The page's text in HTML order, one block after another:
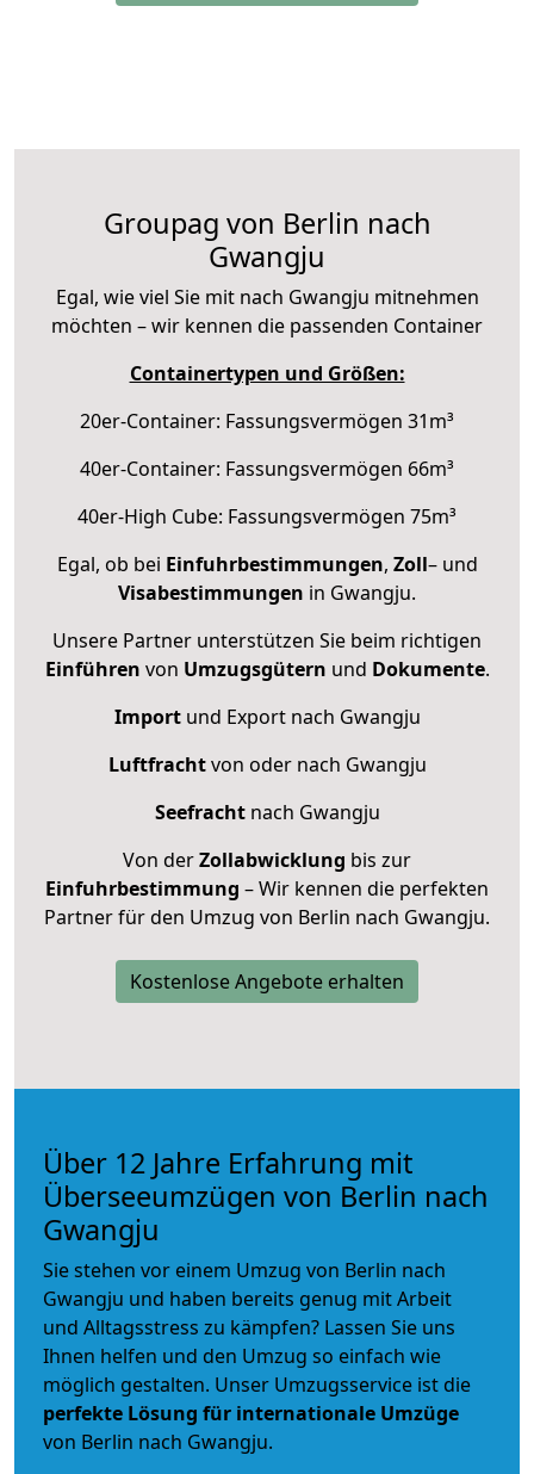
Groupag von Berlin nach
Gwangju
Egal, wie viel Sie mit nach Gwangju mitnehmen
möchten – wir kennen die passenden Container
Containertypen und Größen:
20er-Container: Fassungsvermögen 31m³
40er-Container: Fassungsvermögen 66m³
40er-High Cube: Fassungsvermögen 75m³
Egal, ob bei Einfuhrbestimmungen, Zoll– und
Visabestimmungen in Gwangju.
Unsere Partner unterstützen Sie beim richtigen
Einführen von Umzugsgütern und Dokumente.
Importund Export nach Gwangju
Luftfrachtvon oder nach Gwangju
Seefrachtnach Gwangju
Von derZollabwicklung bis zur
Einfuhrbestimmung – Wir kennen die perfekten
Partner für den Umzug von Berlin nach Gwangju.
Kostenlose Angebote erhalten
Über 12 Jahre Erfahrung mit
Überseeumzügen von Berlin nach
Gwangju
Sie stehen vor einem Umzug von Berlin nach
Gwangju und haben bereits genug mit Arbeit
und Alltagsstress zu kämpfen? Lassen Sie uns
Ihnen helfen und den Umzug so einfach wie
möglich gestalten. Unser Umzugsservice ist die
perfekte Lösung für internationale Umzüge
von Berlin nach Gwangju.